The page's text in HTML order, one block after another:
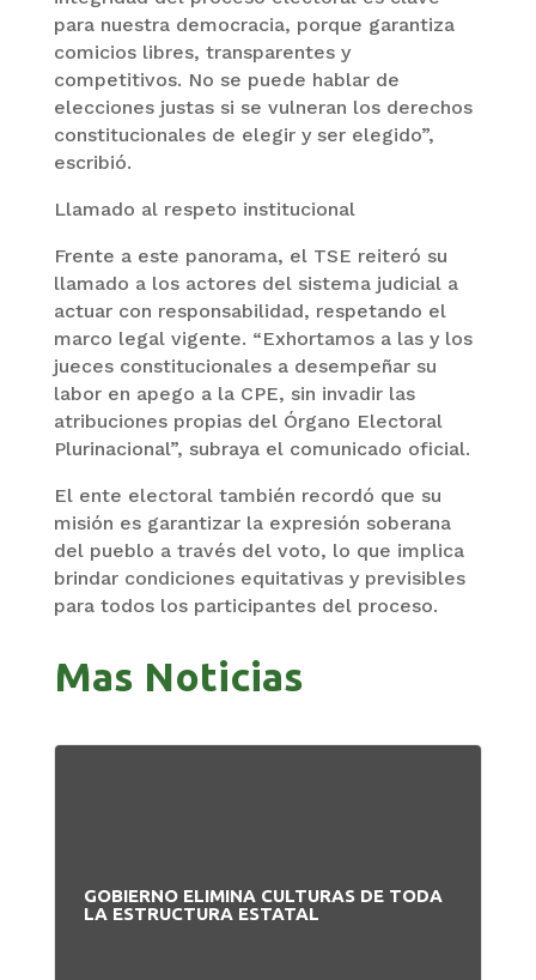
para nuestra democracia, porque garantiza
comicios libres, transparentes y
competitivos. No se puede hablar de
elecciones justas si se vulneran los derechos
constitucionales de elegir y ser elegido”,
escribió.
Llamado al respeto institucional
Frente a este panorama, el TSE reiteró su
llamado a los actores del sistema judicial a
actuar con responsabilidad, respetando el
marco legal vigente. “Exhortamos a las y los
jueces constitucionales a desempeñar su
labor en apego a la CPE, sin invadir las
atribuciones propias del Órgano Electoral
Plurinacional”, subraya el comunicado oficial.
El ente electoral también recordó que su
misión es garantizar la expresión soberana
del pueblo a través del voto, lo que implica
brindar condiciones equitativas y previsibles
para todos los participantes del proceso.
Mas Noticias
GOBIERNO ELIMINA CULTURAS DE TODA
LA ESTRUCTURA ESTATAL